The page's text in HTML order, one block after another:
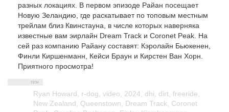
разных локациях. В первом эпизоде Райан посещает
Новую Зеландию, где раскатывает по топовым местным
трейлам близ Квинстауна, в числе которых наверняка
известные вам эирлайн Dream Track и Coronet Peak. На
сей раз компанию Райану составят: Кэролайн Бьюкенен,
Финли Киршенманн, Кейси Браун и Кирстен Ван Хорн.
Приятного просмотра!
Ryan Howard r-dog video 2024 dhi dirt freeride
New Zealand
Queenstown Dream Track
Coronet